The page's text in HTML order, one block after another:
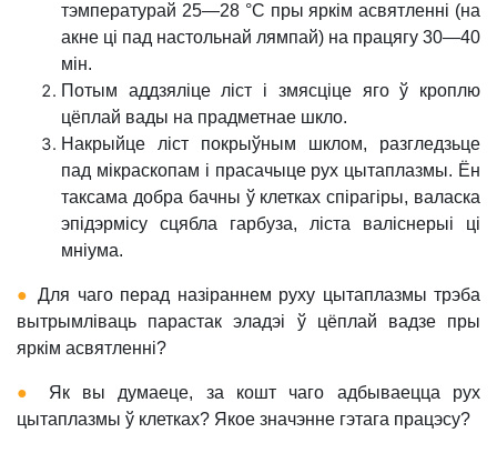
тэмпературай 25—28 °С пры яркім асвятленні (на
акне ці пад настольнай лямпай) на працягу 30—40
мін.
Потым аддзяліце ліст і змясціце яго ў кроплю
цёплай вады на прадметнае шкло.
Накрыйце ліст покрыўным шклом, разгледзьце
пад мікраскопам і прасачыце рух цытаплазмы. Ён
таксама добра бачны ў клетках спірагіры, валаска
эпідэрмісу сцябла гарбуза, ліста валіснерыі ці
мніума.
● Для чаго перад назіраннем руху цытаплазмы трэба
вытрымліваць парастак эладэі ў цёплай вадзе пры
яркім асвятленні?
● Як вы думаеце, за кошт чаго адбываецца рух
цытаплазмы ў клетках? Якое значэнне гэтага працэсу?